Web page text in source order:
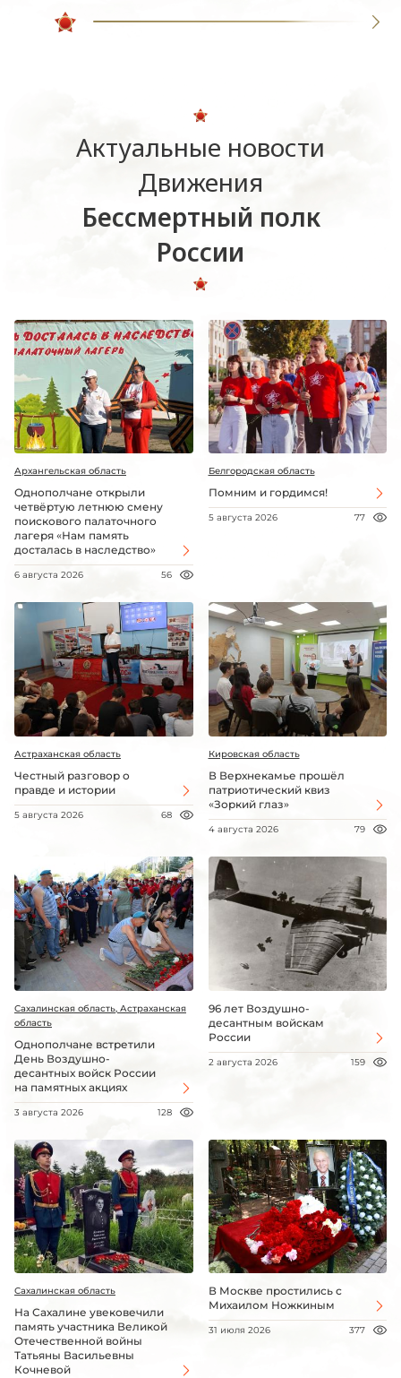
Актуальные новости
Движения
Бессмертный полк
России
Архангельская область
Однополчане открыли
четвёртую летнюю смену
поискового палаточного
лагеря «Нам память
досталась в наследство»
6 августа 2026 56
Белгородская область
Помним и гордимся!
5 августа 2026 77
Астраханская область
Честный разговор о
правде и истории
5 августа 2026 68
Кировская область
В Верхнекамье прошёл
патриотический квиз
«Зоркий глаз»
4 августа 2026 79
Сахалинская область, Астраханская
область
Однополчане встретили
День Воздушно-
десантных войск России
на памятных акциях
3 августа 2026 128
96 лет Воздушно-
десантным войскам
России
2 августа 2026 159
Сахалинская область
На Сахалине увековечили
память участника Великой
Отечественной войны
Татьяны Васильевны
Кочневой
В Москве простились с
Михаилом Ножкиным
31 июля 2026 377